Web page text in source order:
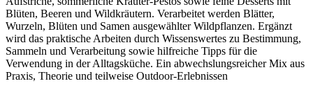
Blüten, Beeren und Wildkräutern. Verarbeitet werden Blätter,
Wurzeln, Blüten und Samen ausgewählter Wildpflanzen. Ergänzt
wird das praktische Arbeiten durch Wissenswertes zu Bestimmung,
Sammeln und Verarbeitung sowie hilfreiche Tipps für die
Verwendung in der Alltagsküche. Ein abwechslungsreicher Mix aus
Praxis, Theorie und teilweise Outdoor-Erlebnissen